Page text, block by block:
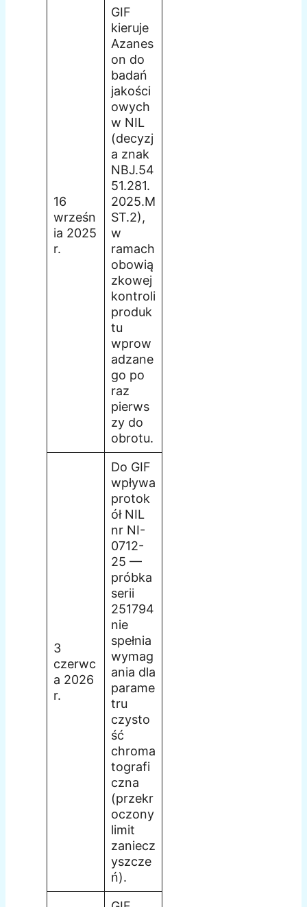
16
wrześn
ia 2025
r.
GIF
kieruje
Azanes
on do
badań
jakości
owych
w NIL
(decyzj
a znak
NBJ.54
51.281.
2025.M
ST.2),
w
ramach
obowią
zkowej
kontroli
produk
tu
wprow
adzane
go po
raz
pierws
zy do
obrotu.
3
czerwc
a 2026
r.
Do GIF
wpływa
protok
ół NIL
nr NI-
0712-
25 —
próbka
serii
251794
nie
spełnia
wymag
ania dla
parame
tru
czysto
ść
chroma
tografi
czna
(przekr
oczony
limit
zaniecz
yszcze
ń).